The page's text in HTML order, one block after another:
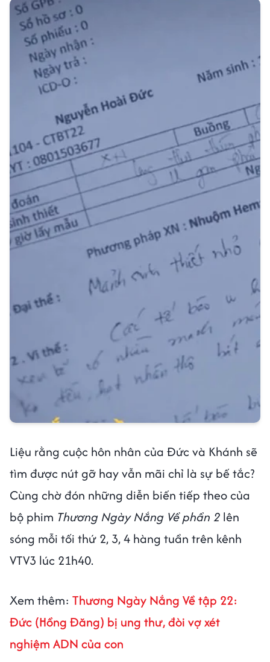
Liệu rằng cuộc hôn nhân của Đức và Khánh sẽ
tìm được nút gỡ hay vẫn mãi chỉ là sự bế tắc?
Cùng chờ đón những diễn biến tiếp theo của
bộ phim Thương Ngày Nắng Về phần 2 lên
sóng mỗi tối thứ 2, 3, 4 hàng tuần trên kênh
VTV3 lúc 21h40.
Xem thêm: Thương Ngày Nắng Về tập 22:
Đức (Hồng Đăng) bị ung thư, đòi vợ xét
nghiệm ADN của con